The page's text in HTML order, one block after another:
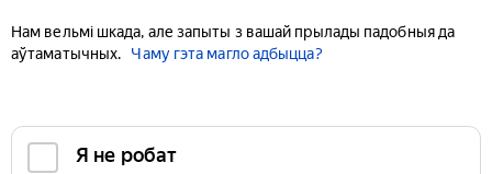
Нам вельмі шкада, але запыты з вашай прылады падобныя да
аўтаматычных.
Чаму гэта магло адбыцца?
Я не робат